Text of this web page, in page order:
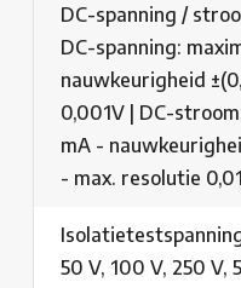
DC-spanning /
DC-spanning:
nauwkeurigheid
0,001V | DC-
mA -
- max. resolutie
50 V, 100 V, 250 V,